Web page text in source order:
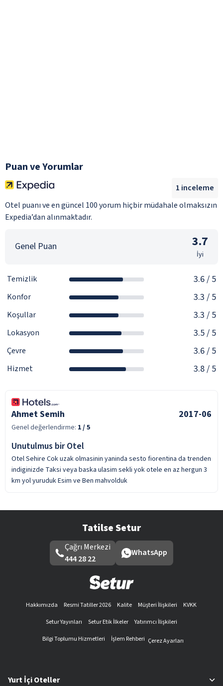
Puan ve Yorumlar
Otel puanı ve en güncel 100 yorum hiçbir müdahale olmaksızın
Expedia’dan alınmaktadır.
1 inceleme
Genel Puan 3.7
İyi
Temizlik 3.6/ 5
Konfor 3.3 / 5
Koşullar 3.3 / 5
Lokasyon 3.5/ 5
Çevre 3.6/ 5
Hizmet 3.8/ 5
Ahmet Semih 2017-06
Genel değerlendirme: 1/ 5
Unutulmus bir Otel
Otel Sehire Cok uzak olmasinin yaninda sesto fiorentina da trenden
indiginizde Taksi veya baska ulasim sekli yok otele en az hergun 3
km yol yuruduk Esim ve Ben mahvolduk
Tatilse Setur
Çağrı Merkezi
444 28 22
WhatsApp
Hakkımızda Resmi Tatiller 2026 Kalite Müşteri İlişkileri
KVKK
Setur Yayınları
Setur Etik İlkeler
Yatırımcı İlişkileri
Bilgi Toplumu Hizmetleri
İşlem Rehberi Çerez Ayarları
Yurt İçi Oteller